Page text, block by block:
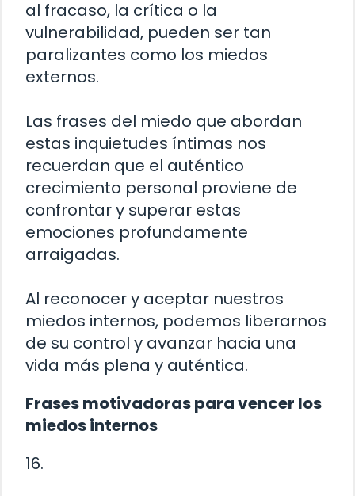
al fracaso, la crítica o la
vulnerabilidad, pueden ser tan
paralizantes como los miedos
externos.
Las frases del miedo que abordan
estas inquietudes íntimas nos
recuerdan que el auténtico
crecimiento personal proviene de
confrontar y superar estas
emociones profundamente
arraigadas.
Al reconocer y aceptar nuestros
miedos internos, podemos liberarnos
de su control y avanzar hacia una
vida más plena y auténtica.
Frases motivadoras para vencer los
miedos internos
16.